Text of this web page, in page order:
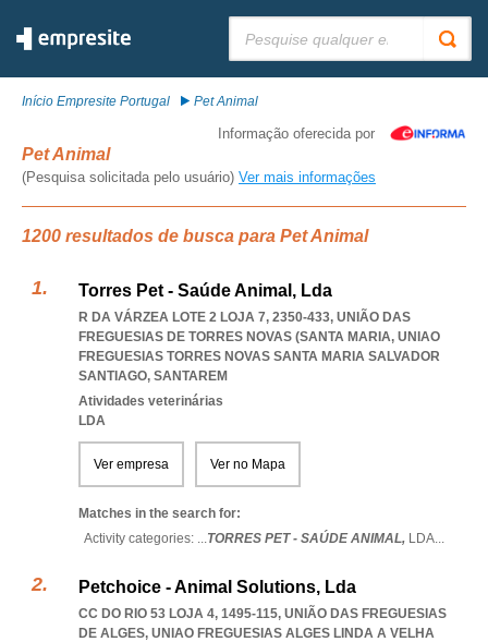
Início Empresite Portugal Pet Animal
Informação oferecida por
Pet Animal
(Pesquisa solicitada pelo usuário) Ver mais informações
1200 resultados de busca para Pet Animal
Torres Pet - Saúde Animal, Lda
R DA VÁRZEA LOTE 2 LOJA 7, 2350-433, UNIÃO DAS
FREGUESIAS DE TORRES NOVAS (SANTA MARIA, UNIAO
FREGUESIAS TORRES NOVAS SANTA MARIA SALVADOR
SANTIAGO, SANTAREM
Atividades veterinárias
LDA
Ver empresa Ver no Mapa
Matches in the search for:
Activity categories: ...TORRES PET - SAÚDE ANIMAL, LDA...
Petchoice - Animal Solutions, Lda
CC DO RIO 53 LOJA 4, 1495-115, UNIÃO DAS FREGUESIAS
DE ALGES, UNIAO FREGUESIAS ALGES LINDA A VELHA